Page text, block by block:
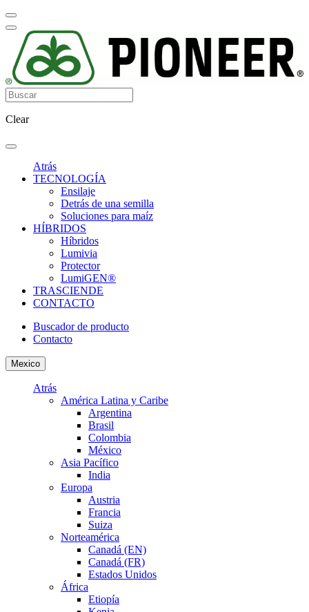
Clear
Atrás
TECNOLOGÍA
Ensilaje
Detrás de una semilla
Soluciones para maíz
HÍBRIDOS
Híbridos
Lumivia
Protector
LumiGEN®
TRASCIENDE
CONTACTO
Buscador de producto
Contacto
Mexico
Atrás
América Latina y Caribe
Argentina
Brasil
Colombia
México
Asia Pacífico
India
Europa
Austria
Francia
Suiza
Norteamérica
Canadá (EN)
Canadá (FR)
Estados Unidos
África
Etiopía